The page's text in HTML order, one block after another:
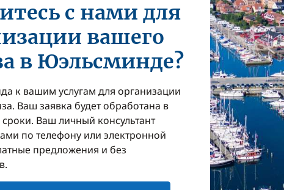
с нами для
вашего
в Юэльсминде?
к вашим услугам для организации
Ваш заявка будет обработана в
Ваш личный консультант
по телефону или электронной
предложения и без